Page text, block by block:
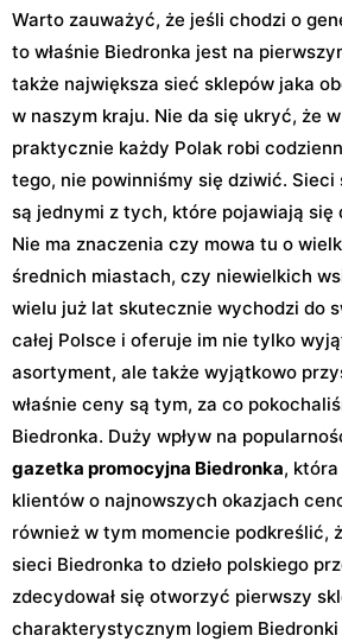
Warto zauważyć, że jeśli chodzi o
to właśnie Biedronka jest na
także największa sieć sklepów jaka
w naszym kraju. Nie da się ukryć, że
praktycznie każdy Polak robi
tego, nie powinniśmy się dziwić. Sieci
są jednymi z tych, które pojawiają się
Nie ma znaczenia czy mowa tu o
średnich miastach, czy niewielkich
wielu już lat skutecznie wychodzi do
całej Polsce i oferuje im nie tylko
asortyment, ale także wyjątkowo
właśnie ceny są tym, za co
Biedronka. Duży wpływ na
gazetka promocyjna Biedronka,
klientów o najnowszych okazjach
również w tym momencie podkreślić,
sieci Biedronka to dzieło polskiego
zdecydował się otworzyć pierwszy
charakterystycznym logiem Biedronki